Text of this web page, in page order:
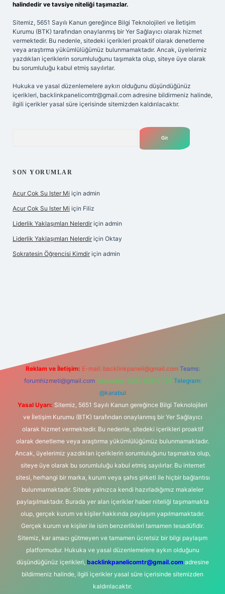
halindedir ve tavsiye niteliği taşımazlar.
Sitemiz, 5651 Sayılı Kanun gereğince Bilgi Teknolojileri ve İletişim
Kurumu (BTK) tarafından onaylanmış bir Yer Sağlayıcı olarak hizmet
vermektedir. Bu nedenle, sitedeki içerikleri proaktif olarak denetleme
veya araştırma yükümlülüğümüz bulunmamaktadır. Ancak, üyelerimiz
yazdıkları içeriklerin sorumluluğunu taşımakta olup, siteye üye olarak
bu sorumluluğu kabul etmiş sayılırlar.
Hukuka ve yasal düzenlemelere aykırı olduğunu düşündüğünüz
içerikleri, backlinkpanelicomtr@gmail.com adresine bildirmeniz halinde,
ilgili içerikler yasal süre içerisinde sitemizden kaldırılacaktır.
SON YORUMLAR
Acur Cok Su Ister Mi için admin
Acur Cok Su Ister Mi için Filiz
Liderlik Yaklaşımları Nelerdir için admin
Liderlik Yaklaşımları Nelerdir için Oktay
Sokratesin Öğrencisi Kimdir için admin
Reklam ve İletişim: E-mail: backlinkpaneli@gmail.com Teams:
forumhizmeti@gmail.com Whatsapp: 0262 606 0 726 Telegram:
@karabul
Yasal Uyarı: Sitemiz, 5651 Sayılı Kanun gereğince Bilgi Teknolojileri
ve İletişim Kurumu (BTK) tarafından onaylanmış bir Yer Sağlayıcı
olarak hizmet vermektedir. Bu nedenle, sitedeki içerikleri proaktif
olarak denetleme veya araştırma yükümlülüğümüz bulunmamaktadır.
Ancak, üyelerimiz yazdıkları içeriklerin sorumluluğunu taşımakta olup,
siteye üye olarak bu sorumluluğu kabul etmiş sayılırlar. Bu internet
sitesi, herhangi bir marka, kurum veya şahıs şirketi ile hiçbir bağlantısı
bulunmamaktadır. Sitede yalnızca kendi hazırladığımız makaleler
paylaşılmaktadır. Burada yer alan içerikler haber niteliği taşımamakta
olup, gerçek kurum ve kişiler hakkında paylaşım yapılmamaktadır.
Gerçek kurum ve kişiler ile isim benzerlikleri tamamen tesadüfidir.
Sitemiz, kar amacı gütmeyen ve tamamen ücretsiz bir bilgi paylaşım
platformudur. Hukuka ve yasal düzenlemelere aykırı olduğunu
düşündüğünüz içerikleri, backlinkpanelicomtr@gmail.comadresine
bildirmeniz halinde, ilgili içerikler yasal süre içerisinde sitemizden
kaldırılacaktır.